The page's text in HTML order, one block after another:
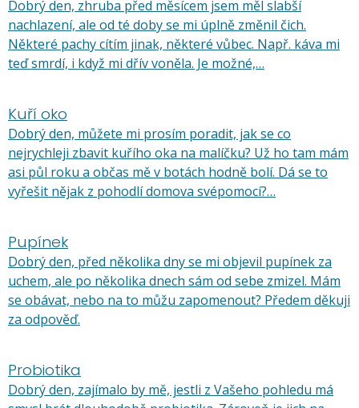
Dobrý den, zhruba před měsícem jsem měl slabší
nachlazení, ale od té doby se mi úplně změnil čich.
Některé pachy cítím jinak, některé vůbec. Např. káva mi
teď smrdí, i když mi dřív voněla. Je možné,…
Kuří oko
Dobrý den, můžete mi prosím poradit, jak se co
nejrychleji zbavit kuřího oka na malíčku? Už ho tam mám
asi půl roku a občas mě v botách hodně bolí. Dá se to
vyřešit nějak z pohodlí domova svépomocí?…
Pupínek
Dobrý den, před několika dny se mi objevil pupínek za
uchem, ale po několika dnech sám od sebe zmizel. Mám
se obávat, nebo na to můžu zapomenout? Předem děkuji
za odpověď.
Probiotika
Dobrý den, zajímalo by mě, jestli z Vašeho pohledu má